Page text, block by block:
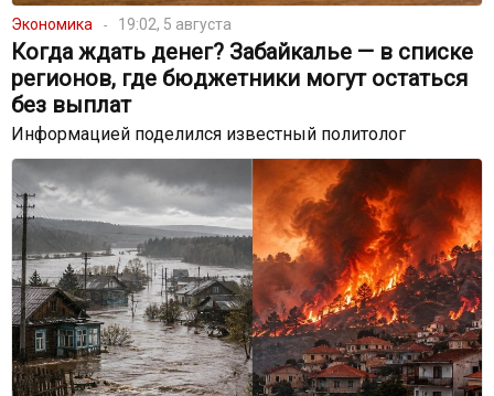
Экономика 19:02, 5 августа
Когда ждать денег? Забайкалье — в списке
регионов, где бюджетники могут остаться
без выплат
Информацией поделился известный политолог